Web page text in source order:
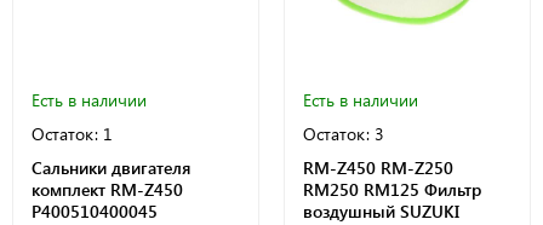
Есть в наличии
Остаток: 1
Сальники двигателя
комплект RM-Z450
P400510400045
Есть в наличии
Остаток: 3
RM-Z450 RM-Z250
RM250 RM125 Фильтр
воздушный SUZUKI